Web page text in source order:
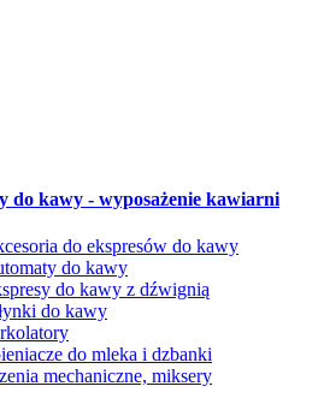
do kawy - wyposażenie kawiarni
do ekspresów do kawy
do kawy
do kawy z dźwignią
do kawy
do mleka i dzbanki